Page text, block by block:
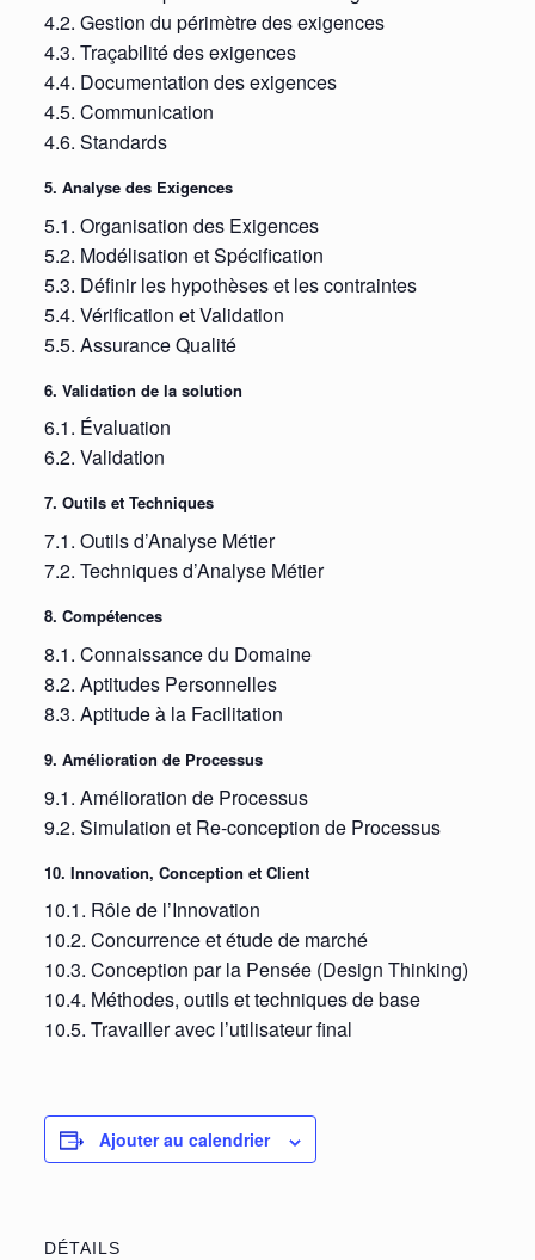
4.2. Gestion du périmètre des exigences
4.3. Traçabilité des exigences
4.4. Documentation des exigences
4.5. Communication
4.6. Standards
5. Analyse des Exigences
5.1. Organisation des Exigences
5.2. Modélisation et Spécification
5.3. Définir les hypothèses et les contraintes
5.4. Vérification et Validation
5.5. Assurance Qualité
6. Validation de la solution
6.1. Évaluation
6.2. Validation
7. Outils et Techniques
7.1. Outils d’Analyse Métier
7.2. Techniques d’Analyse Métier
8. Compétences
8.1. Connaissance du Domaine
8.2. Aptitudes Personnelles
8.3. Aptitude à la Facilitation
9. Amélioration de Processus
9.1. Amélioration de Processus
9.2. Simulation et Re-conception de Processus
10. Innovation, Conception et Client
10.1. Rôle de l’Innovation
10.2. Concurrence et étude de marché
10.3. Conception par la Pensée (Design Thinking)
10.4. Méthodes, outils et techniques de base
10.5. Travailler avec l’utilisateur final
Ajouter au calendrier
DÉTAILS